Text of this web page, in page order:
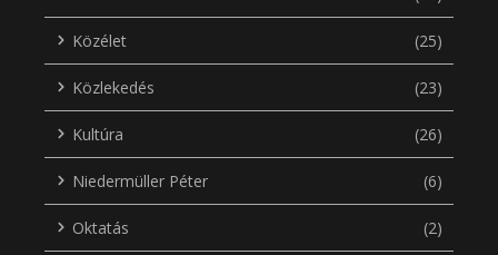
Közélet (25)
Közlekedés (23)
Kultúra (26)
Niedermüller Péter (6)
Oktatás (2)